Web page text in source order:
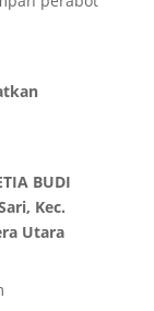
BUDI
Kec.
Utara